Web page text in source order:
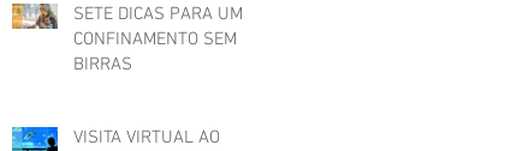
SETE DICAS PARA UM
CONFINAMENTO SEM
BIRRAS
VISITA VIRTUAL AO